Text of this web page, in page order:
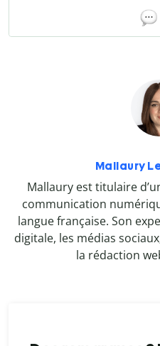
Mallaury
Mallaury est titulaire
communication
langue française. Son
digitale, les médias
la rédaction